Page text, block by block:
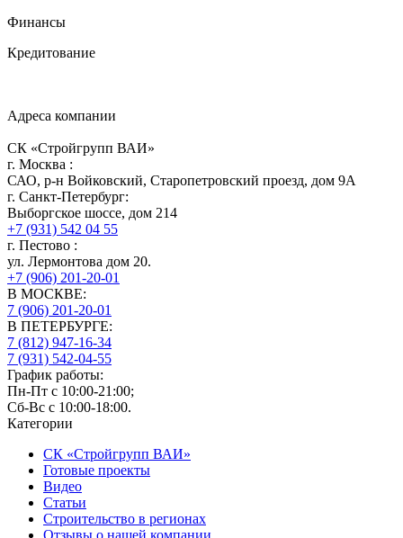
Финансы
Кредитование
Адреса компании
СК «Стройгрупп ВАИ»
г. Москва :
САО, р-н Войковский, Старопетровский проезд, дом 9А
г. Санкт-Петербург:
Выборгское шоссе, дом 214
+7 (931) 542 04 55
г. Пестово :
ул. Лермонтова дом 20.
+7 (906) 201-20-01
В МОСКВЕ:
7 (906) 201-20-01
В ПЕТЕРБУРГЕ:
7 (812) 947-16-34
7 (931) 542-04-55
График работы:
Пн-Пт с 10:00-21:00;
Сб-Вс с 10:00-18:00.
Категории
СК «Стройгрупп ВАИ»
Готовые проекты
Видео
Статьи
Строительство в регионах
Отзывы о нашей компании